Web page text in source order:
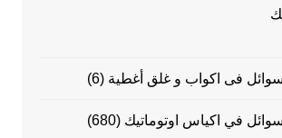
سوائل فى اكواب و غلق أغطية (6)
سوائل في اكياس اوتوماتيك (680)